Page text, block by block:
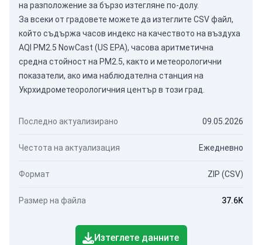
на разположение за бързо изтегляне по-долу.
За всеки от градовете можете да изтеглите CSV файл,
който съдържа часов индекс на качеството на въздуха
AQI PM2.5 NowCast (US EPA), часова аритметична
средна стойност на PM2.5, както и метеорологични
показатели, ако има наблюдателна станция на
Укрхидрометеорологичния център в този град.
Последно актуализирано 09.05.2026
Честота на актуализация Ежедневно
Формат ZIP (CSV)
Размер на файла 37.6K
Изтеглете данните